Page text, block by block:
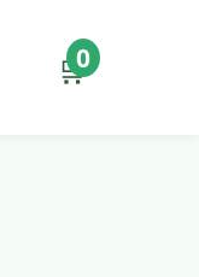
🛒
0